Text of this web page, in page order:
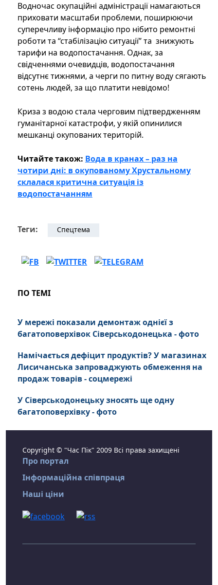
Водночас окупаційні адміністрації намагаються
приховати масштаби проблеми, поширюючи
суперечливу інформацію про нібито ремонтні
роботи та “стабілізацію ситуації” та знижують
тарифи на водопостачання. Однак, за
свідченнями очевидців, водопостачання
відсутнє тижнями, а черги по питну воду сягають
сотень людей, за що платити невідомо!
Криза з водою стала черговим підтвердженням
гуманітарної катастрофи, у якій опинилися
мешканці окупованих територій.
Читайте також: Вода в кранах – раз на
чотири дні: в окупованому Хрустальному
склалася критична ситуація із
водопостачанням
Теги: Спецтема
ПО ТЕМІ
У мережі показали демонтаж однієї з
багатоповерхівок Сіверськодонецька - фото
Намічається дефіцит продуктів? У магазинах
Лисичанська запроваджують обмеження на
продаж товарів - соцмережі
У Сіверськодонецьку зносять ще одну
багатоповерхівку - фото
Copyright © "Час Пік" 2009 Всі права захищені
Про портал
Інформаційна співпраця
Наші ціни